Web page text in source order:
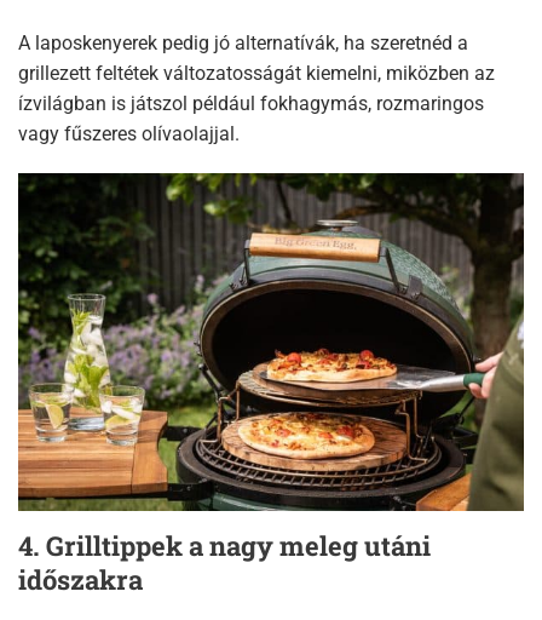
A laposkenyerek pedig jó alternatívák, ha szeretnéd a
grillezett feltétek változatosságát kiemelni, miközben az
ízvilágban is játszol például fokhagymás, rozmaringos
vagy fűszeres olívaolajjal.
4. Grilltippek a nagy meleg utáni
időszakra